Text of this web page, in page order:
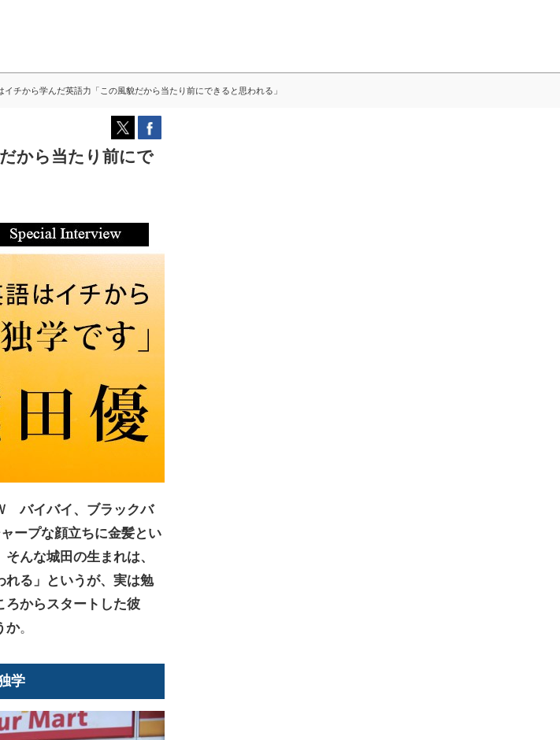
イチから学んだ英語力「この風貌だから当たり前にできると思われる」
から当たり前にで
バイバイ、ブラックバ
ープな顔立ちに金髪とい
んな城田の生まれは、
れる」というが、実は勉
ろからスタートした彼
か。
学